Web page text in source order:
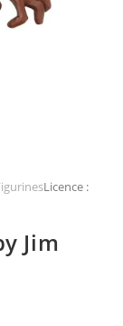
Licence :
Jim